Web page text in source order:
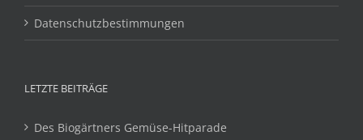
Datenschutzbestimmungen
LETZTE BEITRÄGE
Des Biogärtners Gemüse-Hitparade